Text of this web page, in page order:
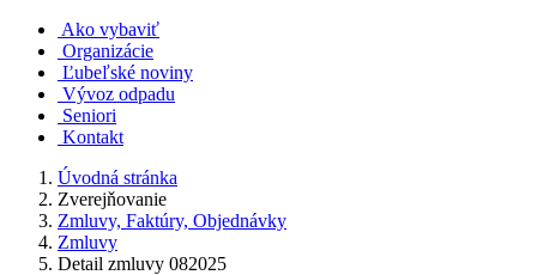
Ako vybaviť
Organizácie
Ľubeľské noviny
Vývoz odpadu
Seniori
Kontakt
Úvodná stránka
Zverejňovanie
Zmluvy, Faktúry, Objednávky
Zmluvy
Detail zmluvy 082025